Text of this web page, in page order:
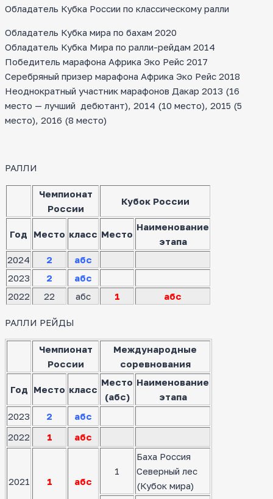
Обладатель Кубка России по классическому ралли
Обладатель Кубка мира по бахам 2020
Обладатель Кубка Мира по ралли-рейдам 2014
Победитель марафона Африка Эко Рейс 2017
Серебряный призер марафона Африка Эко Рейс 2018
Неоднократный участник марафонов Дакар 2013 (16
место — лучший дебютант), 2014 (10 место), 2015 (5
место), 2016 (8 место)
РАЛЛИ
Чемпионат
России
Кубок России
Год Место класс Место
Наименование
этапа
2024
2
абс
2023
2
абс
2022
22 абс 1 абс
РАЛЛИ РЕЙДЫ
Чемпионат
России
Международные
соревнования
Год Место класс
Место
(абс)
Наименование
этапа
2023
2
абс
2022
1 абс
2021 1 абс
1
Баха Россия
Северный лес
(Кубок мира)